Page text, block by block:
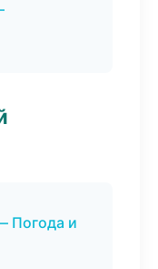
Погода и